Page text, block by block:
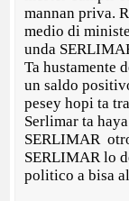
mannan priva.
medio di
unda
Ta hustamente
un saldo
pesey hopi ta
Serlimar ta
SERLIMAR
SERLIMAR lo
politico a bisa